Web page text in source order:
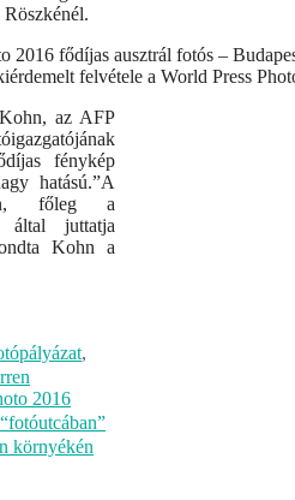
felvétele a World Press
az AFP
fénykép
hatású.”A
főleg a
által juttatja
Kohn a
,
2016
környékén